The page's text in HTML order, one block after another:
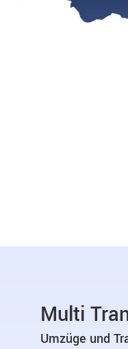
Multi
Umzüge und